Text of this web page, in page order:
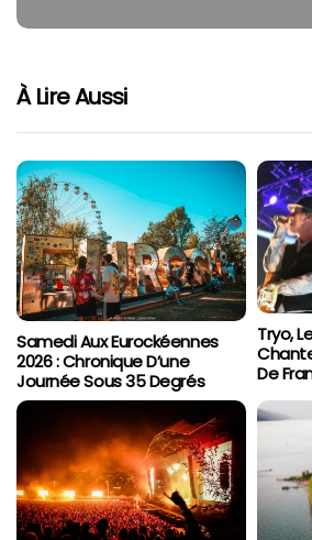
À Lire Aussi
Samedi Aux Eurockéennes
2026 : Chronique D’une
Journée Sous 35 Degrés
Tryo,
De